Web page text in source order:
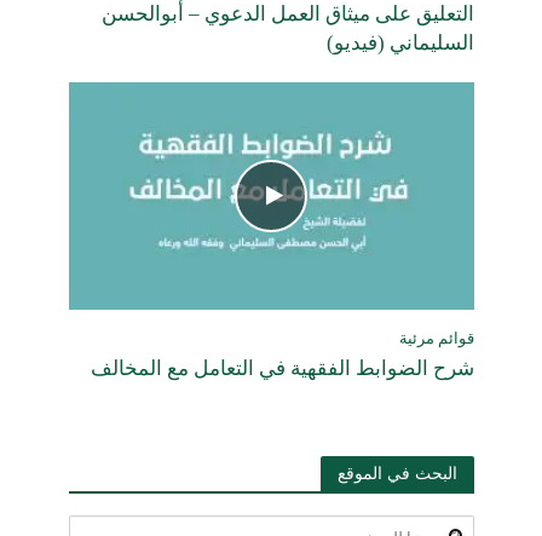
التعليق على ميثاق العمل الدعوي – أبوالحسن
السليماني (فيديو)
قوائم مرئية
شرح الضوابط الفقهية في التعامل مع المخالف
البحث في الموقع